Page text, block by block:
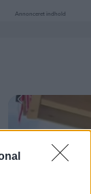
Annonceret indhold